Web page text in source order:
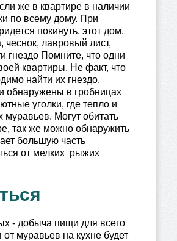
же в квартире в наличии
по всему дому. При
покинуть, этот дом.
чеснок, лавровый лист,
гнездо Помните, что одни
квартиры. Не факт, что
найти их гнездо.
обнаружены в гробницах
уголки, где тепло и
муравьев. Могут обитать
так же можно обнаружить
большую часть
от мелких рыжих
- добыча пищи для всего
муравьев на кухне будет